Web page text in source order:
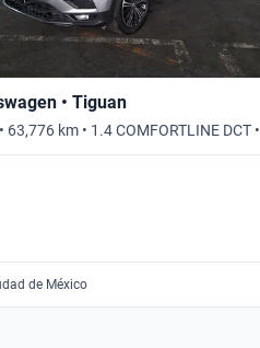
• Tiguan
63,776 km • 1.4 COMFORTLINE DCT •
de México